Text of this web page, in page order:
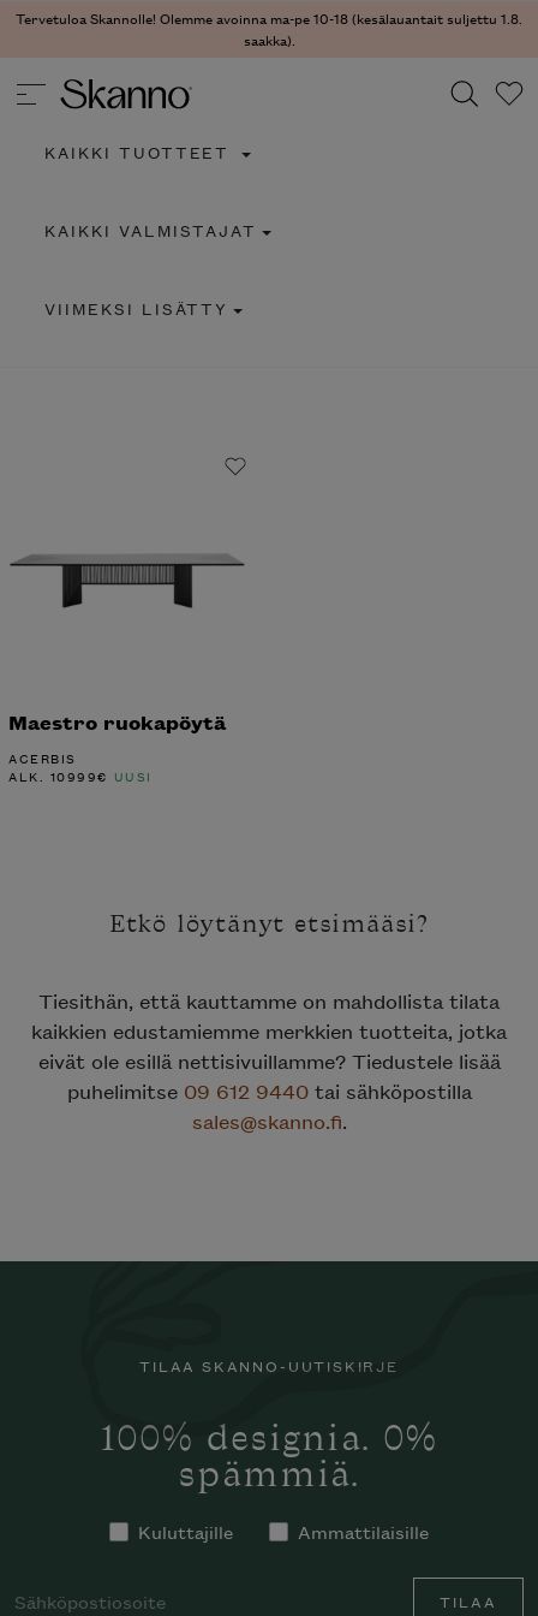
Tervetuloa Skannolle! Olemme avoinna ma-pe 10-18 (kesälauantait suljettu 1.8.
saakka).
Type 2 or more characters for results.
KAIKKI TUOTTEET
KAIKKI VALMISTAJAT
VIIMEKSI LISÄTTY
Maestro ruokapöytä
ACERBIS
ALK. 10999€ UUSI
Etkö löytänyt etsimääsi?
Tiesithän, että kauttamme on mahdollista tilata
kaikkien edustamiemme merkkien tuotteita, jotka
eivät ole esillä nettisivuillamme? Tiedustele lisää
puhelimitse 09 612 9440tai sähköpostilla
sales@skanno.fi.
TILAA SKANNO-UUTISKIRJE
100% designia. 0%
spämmiä.
Kuluttajille Ammattilaisille
TILAA